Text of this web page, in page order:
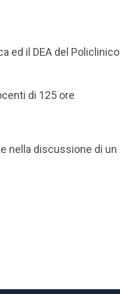
ed il DEA del Policlinico
ore
di 125 ore
nella discussione di un